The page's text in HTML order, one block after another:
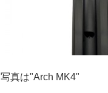
写真は"Arch MK4"